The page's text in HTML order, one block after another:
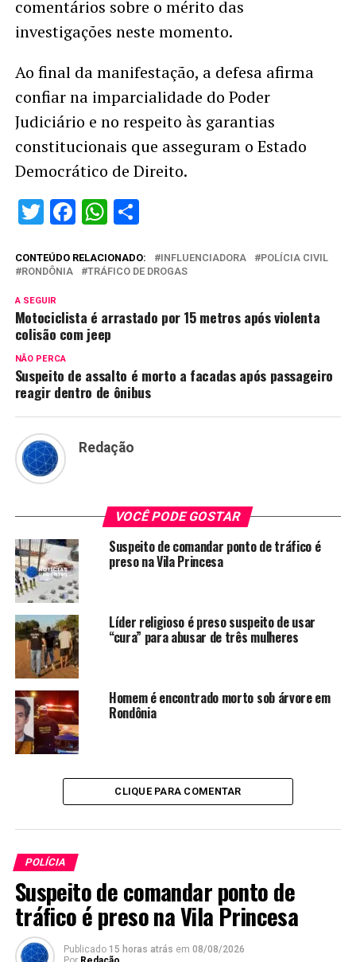
comentários sobre o mérito das
investigações neste momento.
Ao final da manifestação, a defesa afirma
confiar na imparcialidade do Poder
Judiciário e no respeito às garantias
constitucionais que asseguram o Estado
Democrático de Direito.
Twitter
Facebook
WhatsApp
Share
CONTEÚDO RELACIONADO: INFLUENCIADORA
POLÍCIA CIVIL
RONDÔNIA
TRÁFICO DE DROGAS
A SEGUIR
Motociclista é arrastado por 15 metros após violenta
colisão com jeep
NÃO PERCA
Suspeito de assalto é morto a facadas após passageiro
reagir dentro de ônibus
Redação
VOCÊ PODE GOSTAR
Suspeito de comandar ponto de tráfico é
preso na Vila Princesa
Líder religioso é preso suspeito de usar
“cura” para abusar de três mulheres
Homem é encontrado morto sob árvore em
Rondônia
CLIQUE PARA COMENTAR
POLÍCIA
Suspeito de comandar ponto de
tráfico é preso na Vila Princesa
Publicado 15 horas atrás em 08/08/2026